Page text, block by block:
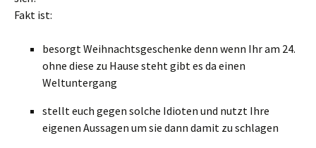
Fakt ist:
besorgt Weihnachtsgeschenke denn wenn Ihr am 24.
ohne diese zu Hause steht gibt es da einen
Weltuntergang
stellt euch gegen solche Idioten und nutzt Ihre
eigenen Aussagen um sie dann damit zu schlagen